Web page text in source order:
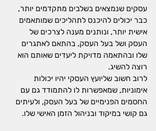
עסקים שנמצאים בשלבים מתקדמים יותר,
כבר יכולים להיכנס לתהליכים שמותאמים
אישית יותר, ונותנים מענה לצרכים של
העסק ושל בעל העסק, בהתאם לאתגרים
שלו ובהתאמה מדויקת ליעדים שאותם הוא
רוצה להשיג.
לרוב חשוב שליועץ העסקי יהיו יכולות
אימוניות, שמאפשרות לו להתמודד גם עם
החסמים הפנימיים של בעל העסק, ולעיתים
גם קושי במיקוד ובניהול הזמן האישי שלו.